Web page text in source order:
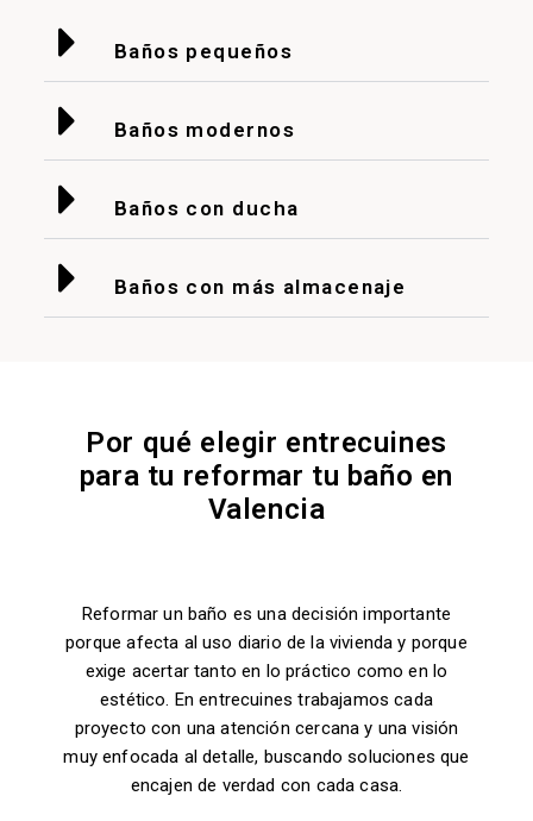
Baños pequeños
Baños modernos
Baños con ducha
Baños con más almacenaje
Por qué elegir entrecuines
para tu reformar tu baño en
Valencia
Reformar un baño es una decisión importante
porque afecta al uso diario de la vivienda y porque
exige acertar tanto en lo práctico como en lo
estético. En entrecuines trabajamos cada
proyecto con una atención cercana y una visión
muy enfocada al detalle, buscando soluciones que
encajen de verdad con cada casa.